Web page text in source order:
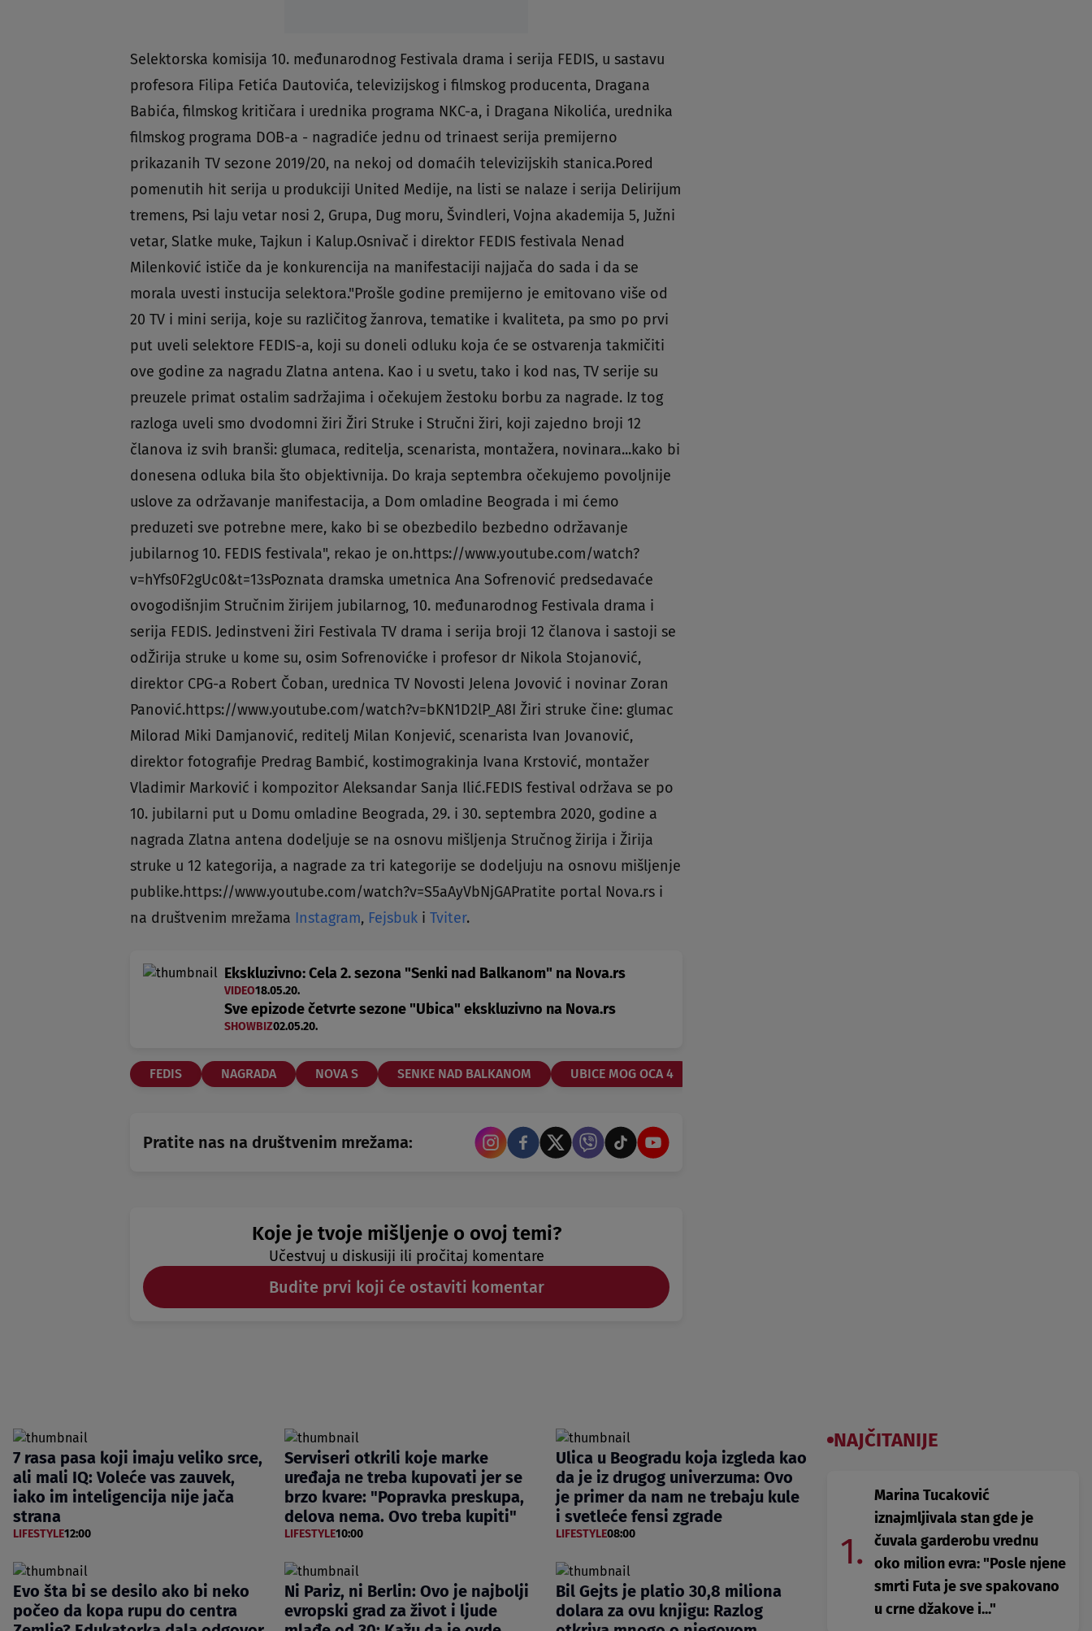
Selektorska komisija 10. međunarodnog Festivala drama i serija FEDIS, u sastavu
profesora Filipa Fetića Dautovića, televizijskog i filmskog producenta, Dragana
Babića, filmskog kritičara i urednika programa NKC-a, i Dragana Nikolića, urednika
filmskog programa DOB-a - nagradiće jednu od trinaest serija premijerno
prikazanih TV sezone 2019/20, na nekoj od domaćih televizijskih stanica.Pored
pomenutih hit serija u produkciji United Medije, na listi se nalaze i serija Delirijum
tremens, Psi laju vetar nosi 2, Grupa, Dug moru, Švindleri, Vojna akademija 5, Južni
vetar, Slatke muke, Tajkun i Kalup.Osnivač i direktor FEDIS festivala Nenad
Milenković ističe da je konkurencija na manifestaciji najjača do sada i da se
morala uvesti instucija selektora."Prošle godine premijerno je emitovano više od
20 TV i mini serija, koje su različitog žanrova, tematike i kvaliteta, pa smo po prvi
put uveli selektore FEDIS-a, koji su doneli odluku koja će se ostvarenja takmičiti
ove godine za nagradu Zlatna antena. Kao i u svetu, tako i kod nas, TV serije su
preuzele primat ostalim sadržajima i očekujem žestoku borbu za nagrade. Iz tog
razloga uveli smo dvodomni žiri Žiri Struke i Stručni žiri, koji zajedno broji 12
članova iz svih branši: glumaca, reditelja, scenarista, montažera, novinara...kako bi
donesena odluka bila što objektivnija. Do kraja septembra očekujemo povoljnije
uslove za održavanje manifestacija, a Dom omladine Beograda i mi ćemo
preduzeti sve potrebne mere, kako bi se obezbedilo bezbedno održavanje
jubilarnog 10. FEDIS festivala", rekao je on.https://www.youtube.com/watch?
v=hYfs0F2gUc0&t=13sPoznata dramska umetnica Ana Sofrenović predsedavaće
ovogodišnjim Stručnim žirijem jubilarnog, 10. međunarodnog Festivala drama i
serija FEDIS. Jedinstveni žiri Festivala TV drama i serija broji 12 članova i sastoji se
odŽirija struke u kome su, osim Sofrenovićke i profesor dr Nikola Stojanović,
direktor CPG-a Robert Čoban, urednica TV Novosti Jelena Jovović i novinar Zoran
Panović.https://www.youtube.com/watch?v=bKN1D2lP_A8I Žiri struke čine: glumac
Milorad Miki Damjanović, reditelj Milan Konjević, scenarista Ivan Jovanović,
direktor fotografije Predrag Bambić, kostimograkinja Ivana Krstović, montažer
Vladimir Marković i kompozitor Aleksandar Sanja Ilić.FEDIS festival održava se po
10. jubilarni put u Domu omladine Beograda, 29. i 30. septembra 2020, godine a
nagrada Zlatna antena dodeljuje se na osnovu mišljenja Stručnog žirija i Žirija
struke u 12 kategorija, a nagrade za tri kategorije se dodeljuju na osnovu mišljenje
publike.https://www.youtube.com/watch?v=S5aAyVbNjGAPratite portal Nova.rs i
na društvenim mrežama Instagram, Fejsbuk i Tviter.
Ekskluzivno: Cela 2. sezona "Senki nad Balkanom" na Nova.rs
VIDEO18.05.20.
Sve epizode četvrte sezone "Ubica" ekskluzivno na Nova.rs
SHOWBIZ02.05.20.
FEDIS NAGRADA NOVA S SENKE NAD BALKANOM UBICE MOG OCA 4
Pratite nas na društvenim mrežama:
Koje je tvoje mišljenje o ovoj temi?
Učestvuj u diskusiji ili pročitaj komentare
Budite prvi koji će ostaviti komentar
7 rasa pasa koji imaju veliko srce,
ali mali IQ: Voleće vas zauvek,
iako im inteligencija nije jača
strana
LIFESTYLE12:00
Serviseri otkrili koje marke
uređaja ne treba kupovati jer se
brzo kvare: "Popravka preskupa,
delova nema. Ovo treba kupiti"
LIFESTYLE10:00
Ulica u Beogradu koja izgleda kao
da je iz drugog univerzuma: Ovo
je primer da nam ne trebaju kule
i svetleće fensi zgrade
LIFESTYLE08:00
Evo šta bi se desilo ako bi neko
počeo da kopa rupu do centra
Ni Pariz, ni Berlin: Ovo je najbolji
evropski grad za život i ljude
Bil Gejts je platio 30,8 miliona
dolara za ovu knjigu: Razlog
NAJČITANIJE
1.
Marina Tucaković
iznajmljivala stan gde je
čuvala garderobu vrednu
oko milion evra: "Posle njene
smrti Futa je sve spakovano
u crne džakove i..."